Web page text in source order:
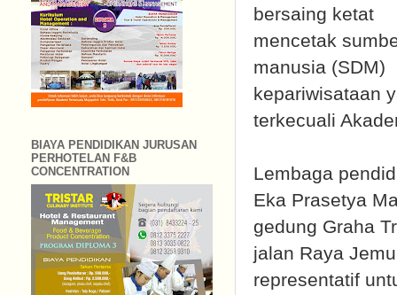
bersaing ketat
mencetak
manusia (SDM)
kepariwisataan
terkecuali
Lembaga
Eka Prasetya
gedung Graha
jalan Raya
representatif
BIAYA PENDIDIKAN JURUSAN
PERHOTELAN F&B
CONCENTRATION